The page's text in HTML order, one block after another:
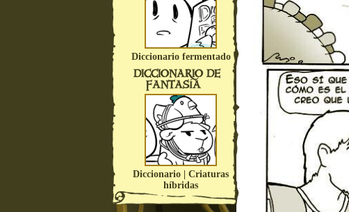
Diccionario fermentado
DICCIONARIO DE
FANTASÍA
Diccionario | Criaturas
híbridas